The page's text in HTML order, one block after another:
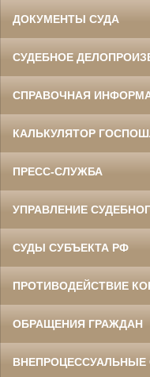
ДОКУМЕНТЫ СУДА
СУДЕБНОЕ
СПРАВОЧНАЯ
КАЛЬКУЛЯТОР
ПРЕСС-СЛУЖБА
УПРАВЛЕНИЕ
СУДЫ СУБЪЕКТА РФ
ПРОТИВОДЕЙСТВИЕ
ОБРАЩЕНИЯ ГРАЖДАН